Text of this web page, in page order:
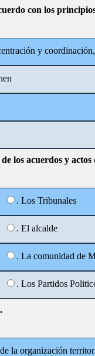
con los
y
los acuerdos y actos
. Los Tribunales
. El alcalde
. La comunidad de
. Los Partidos
la organización